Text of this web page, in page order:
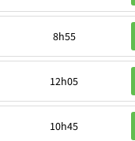
8h55
12h05
10h45